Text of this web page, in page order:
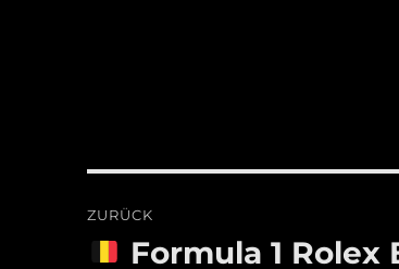
ZURÜCK
Vorheriger
Formula 1 Rolex